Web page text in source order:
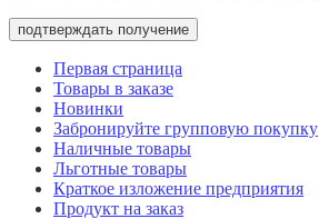
подтверждать получение
Первая страница
Товары в заказе
Новинки
Забронируйте групповую покупку
Наличные товары
Льготные товары
Краткое изложение предприятия
Продукт на заказ